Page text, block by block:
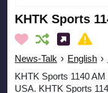
KHTK Sports
News-Talk › English ›
KHTK Sports 1140
USA. KHTK Sports